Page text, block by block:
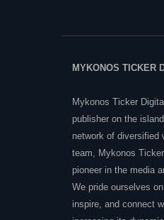
MYKONOS TICKER
Mykonos Ticker
publisher on the
network of diversified
team, Mykonos
pioneer in the media
We pride ourselves
inspire, and connect